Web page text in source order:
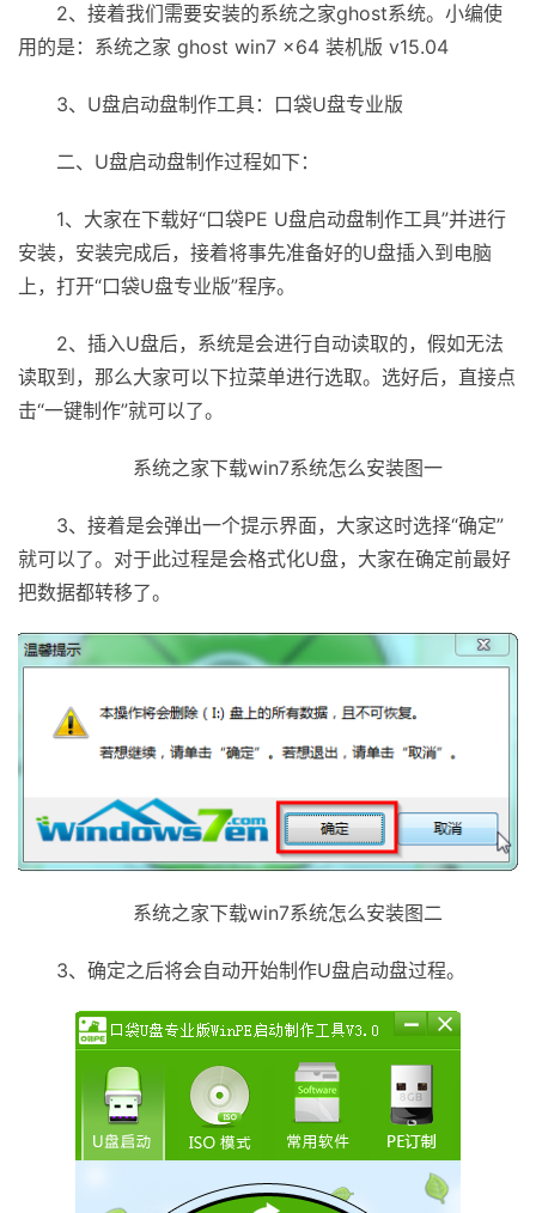
2、接着我们需要安装的系统之家ghost系统。小编使
用的是：系统之家 ghost win7 x64 装机版 v15.04
3、U盘启动盘制作工具：口袋U盘专业版
二、U盘启动盘制作过程如下：
1、大家在下载好“口袋PE U盘启动盘制作工具”并进行
安装，安装完成后，接着将事先准备好的U盘插入到电脑
上，打开“口袋U盘专业版”程序。
2、插入U盘后，系统是会进行自动读取的，假如无法
读取到，那么大家可以下拉菜单进行选取。选好后，直接点
击“一键制作”就可以了。
系统之家下载win7系统怎么安装图一
3、接着是会弹出一个提示界面，大家这时选择“确定”
就可以了。对于此过程是会格式化U盘，大家在确定前最好
把数据都转移了。
系统之家下载win7系统怎么安装图二
3、确定之后将会自动开始制作U盘启动盘过程。